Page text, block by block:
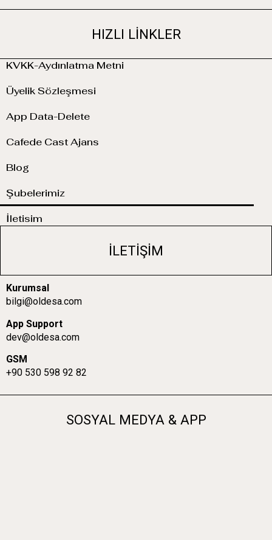
HIZLI LINKLER
KVKK-Aydınlatma Metni
Üyelik Sözleşmesi
App Data-Delete
Cafede Cast Ajans
Blog
Şubelerimiz
İletisim
ILETIŞIM
Kurumsal
bilgi@oldesa.com
App Support
dev@oldesa.com
GSM
+90 530 598 92 82
SOSYAL MEDYA & APP